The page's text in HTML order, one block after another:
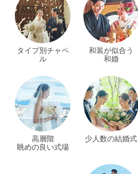
タイプ別チャペ
ル
和装が似合う
和婚
高層階
眺めの良い式場
少人数の結婚式